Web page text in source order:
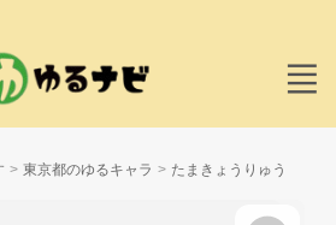
東京都のゆるキャラ たまきょうりゅう